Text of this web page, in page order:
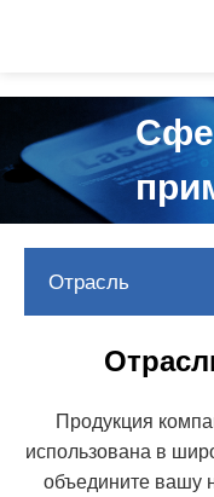
Отрасль
Продукция
использована в
объедините вашу